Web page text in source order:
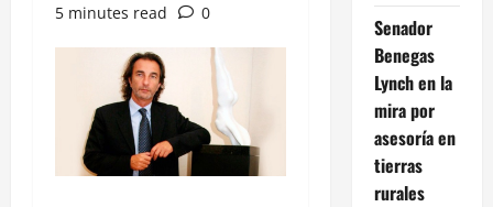
5 minutes read
0
Senador
Benegas
Lynch en la
mira por
asesoría en
tierras
rurales